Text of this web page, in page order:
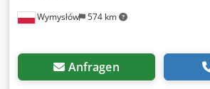
Wymysłów 574 km
Anfragen